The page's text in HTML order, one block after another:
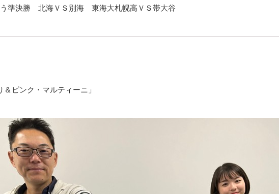
準決勝 北海ＶＳ別海 東海大札幌高ＶＳ帯大谷
ピンク・マルティーニ」